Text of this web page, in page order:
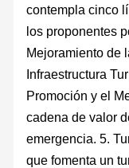
contempla cinco
los proponentes
Mejoramiento de
Infraestructura
Promoción y el
cadena de valor
emergencia. 5.
que fomenta un